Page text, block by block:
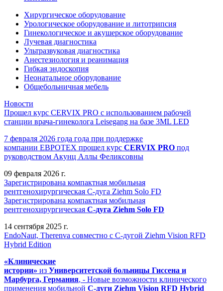
Хирургическое оборудование
Урологическое оборудование и литотрипсия
Гинекологическое и акушерское оборудование
Лучевая диагностика
Ультразвуковая диагностика
Анестезиология и реанимация
Гибкая эндоскопия
Неонатальное оборудование
Общебольничная мебель
Новости
Прошел курс CERVIX PRO с использованием рабочей
станции врача-гинеколога Leisegang на базе 3ML LED
7 февраля 2026 года года при поддержке
компании ЕВРОТЕХ прошел курс CERVIX PRO под
руководством Акунц Аллы Феликсовны
09 февраля 2026 г.
Зарегистрирована компактная мобильная
рентгенохирургическая С-дуга Ziehm Solo FD
Зарегистрирована компактная мобильная
рентгенохирургическая С-дуга Ziehm Solo FD
14 сентября 2025 г.
EndoNaut, Therenva совместно с С-дугой Ziehm Vision RFD
Hybrid Edition
«Клинические
истории» из Университетской больницы Гиссена и
Марбурга, Германия, - Новые возможности клинического
применения мобильной С-дуги Ziehm Vision RFD Hybrid